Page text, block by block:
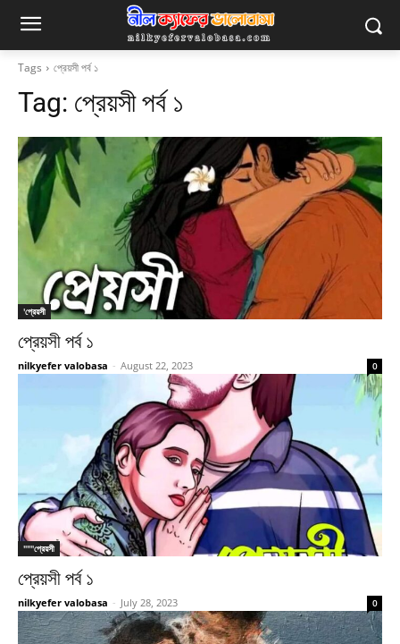
Tags প্রেয়সী পর্ব ১
Tag: প্রেয়সী পর্ব ১
'প্রেয়সী
প্রেয়সী পর্ব ১
nilkyefer valobasa - August 22, 2023 0
"""প্রেয়সী
প্রেয়সী পর্ব ১
nilkyefer valobasa - July 28, 2023 0